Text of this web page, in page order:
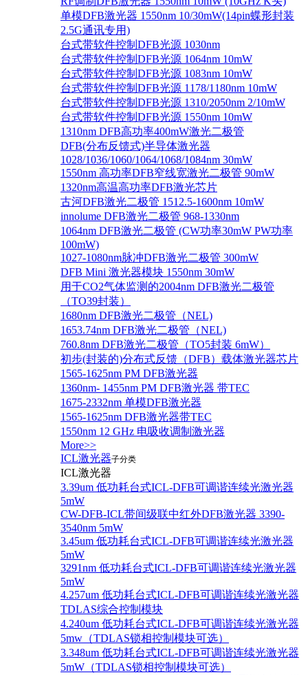
单模DFB激光器 1550nm 10/30mW(14pin蝶形封装
2.5G通讯专用)
台式带软件控制DFB光源 1030nm
台式带软件控制DFB光源 1064nm 10mW
台式带软件控制DFB光源 1083nm 10mW
台式带软件控制DFB光源 1178/1180nm 10mW
台式带软件控制DFB光源 1310/2050nm 2/10mW
台式带软件控制DFB光源 1550nm 10mW
1310nm DFB高功率400mW激光二极管
DFB(分布反馈式)半导体激光器
1028/1036/1060/1064/1068/1084nm 30mW
1550nm 高功率DFB窄线宽激光二极管 90mW
1320nm高温高功率DFB激光芯片
古河DFB激光二极管 1512.5-1600nm 10mW
innolume DFB激光二极管 968-1330nm
1064nm DFB激光二极管 (CW功率30mW PW功率
100mW)
1027-1080nm脉冲DFB激光二极管 300mW
DFB Mini 激光器模块 1550nm 30mW
用于CO2气体监测的2004nm DFB激光二极管
（TO39封装）
1680nm DFB激光二极管（NEL)
1653.74nm DFB激光二极管（NEL)
760.8nm DFB激光二极管（TO5封装 6mW）
初步(封装的)分布式反馈（DFB）载体激光器芯片
1565-1625nm PM DFB激光器
1360nm- 1455nm PM DFB激光器 带TEC
1675-2332nm 单模DFB激光器
1565-1625nm DFB激光器带TEC
1550nm 12 GHz 电吸收调制激光器
More>>
ICL激光器子分类
ICL激光器
3.39um 低功耗台式ICL-DFB可调谐连续光激光器
5mW
CW-DFB-ICL带间级联中红外DFB激光器 3390-
3540nm 5mW
3.45um 低功耗台式ICL-DFB可调谐连续光激光器
5mW
3291nm 低功耗台式ICL-DFB可调谐连续光激光器
5mW
4.257um 低功耗台式ICL-DFB可调谐连续光激光器
TDLAS综合控制模块
4.240um 低功耗台式ICL-DFB可调谐连续光激光器
5mw（TDLAS锁相控制模块可选）
3.348um 低功耗台式ICL-DFB可调谐连续光激光器
5mW（TDLAS锁相控制模块可选）